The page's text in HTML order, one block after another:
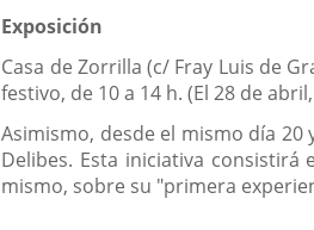
Exposición
Casa de Zorrilla (c/ Fray Luis de
festivo, de 10 a 14 h. (El 28 de
Asimismo, desde el mismo día
Delibes. Esta iniciativa
mismo, sobre su "primera